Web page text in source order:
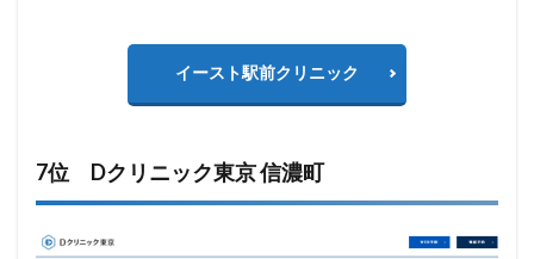
イースト駅前クリニック
7位 Dクリニック東京 信濃町